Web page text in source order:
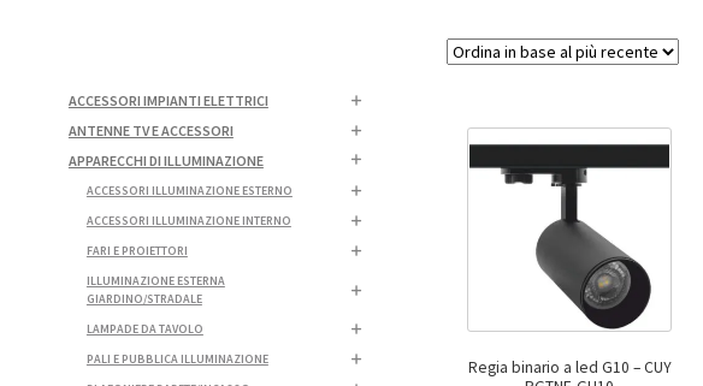
Regia binario a led G10 – CUY
ACCESSORI IMPIANTI ELETTRICI
ANTENNE TV E ACCESSORI
APPARECCHI DI ILLUMINAZIONE
ACCESSORI ILLUMINAZIONE ESTERNO
ACCESSORI ILLUMINAZIONE INTERNO
FARI E PROIETTORI
ILLUMINAZIONE ESTERNA
GIARDINO/STRADALE
LAMPADE DA TAVOLO
PALI E PUBBLICA ILLUMINAZIONE